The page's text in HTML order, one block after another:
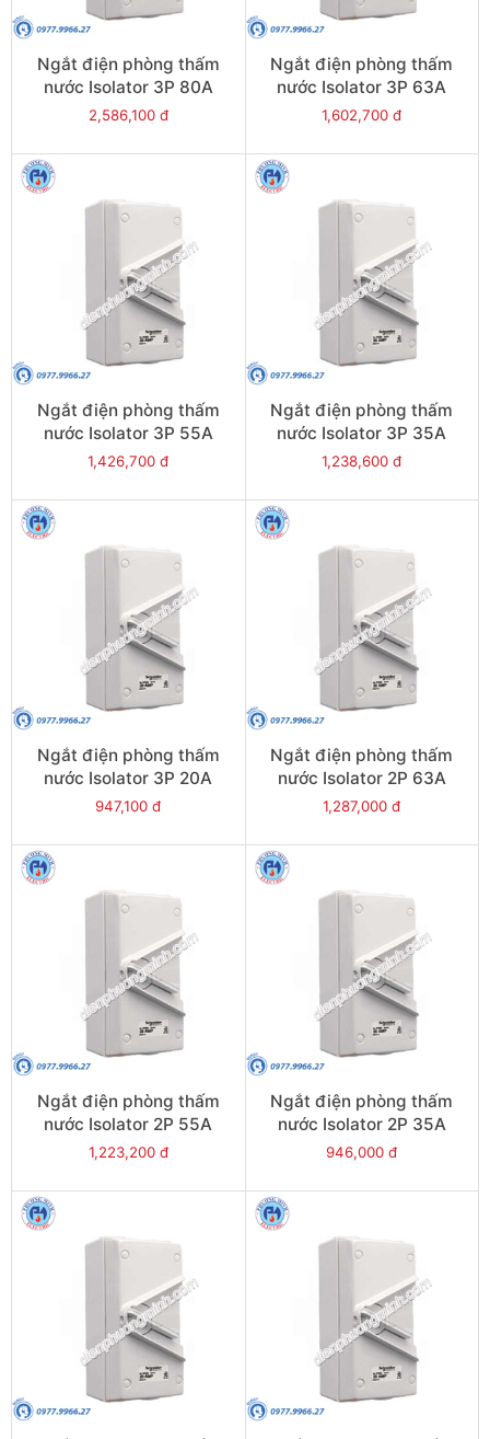
Ngắt điện phòng thấm
nước Isolator 3P 80A
500V IP66 - Model
2,586,100 đ
Ngắt điện phòng thấm
nước Isolator 3P 63A
500V IP66 - Model
1,602,700 đ
Ngắt điện phòng thấm
nước Isolator 3P 55A
500V IP66 - Model
1,426,700 đ
Ngắt điện phòng thấm
nước Isolator 3P 35A
500V IP66 - Model
1,238,600 đ
Ngắt điện phòng thấm
nước Isolator 3P 20A
500V IP66 - Model
947,100 đ
Ngắt điện phòng thấm
nước Isolator 2P 63A
500V IP66 - Model
1,287,000 đ
Ngắt điện phòng thấm
nước Isolator 2P 55A
500V IP66 - Model
1,223,200 đ
Ngắt điện phòng thấm
nước Isolator 2P 35A
500V IP66 - Model
946,000 đ